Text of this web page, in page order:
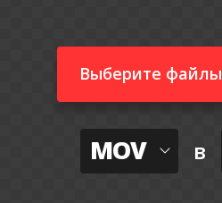
Выберите файлы
MOV в